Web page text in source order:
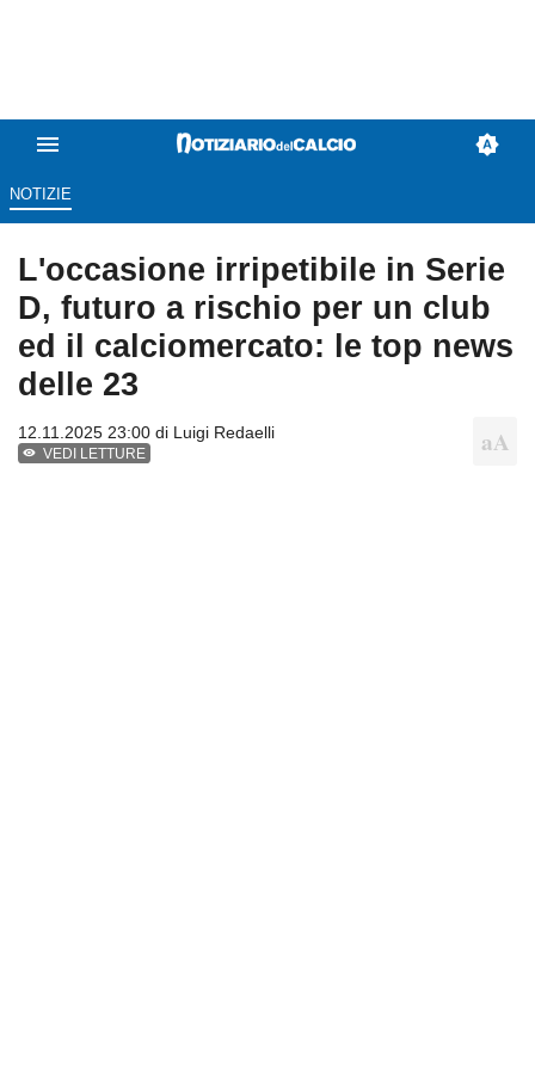
NOTIZIE
L'occasione irripetibile in Serie
D, futuro a rischio per un club
ed il calciomercato: le top news
delle 23
12.11.2025 23:00 di Luigi Redaelli
VEDI LETTURE